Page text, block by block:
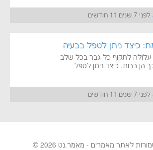
לפני 7 שנים 11 חודשים
כיצד ניתן לטפל בבעיה
לתקוף כל גבר בכל שלב
הן רבות. כיצד ניתן לטפל
לפני 7 שנים 11 חודשים
לאתר מאמרים - מאמר.נט 2026 ©